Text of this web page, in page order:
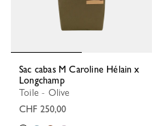
Sac cabas M Caroline Hélain x
Longchamp
Toile - Olive
CHF 250,00